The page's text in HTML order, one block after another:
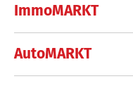
ImmoMARKT
AutoMARKT